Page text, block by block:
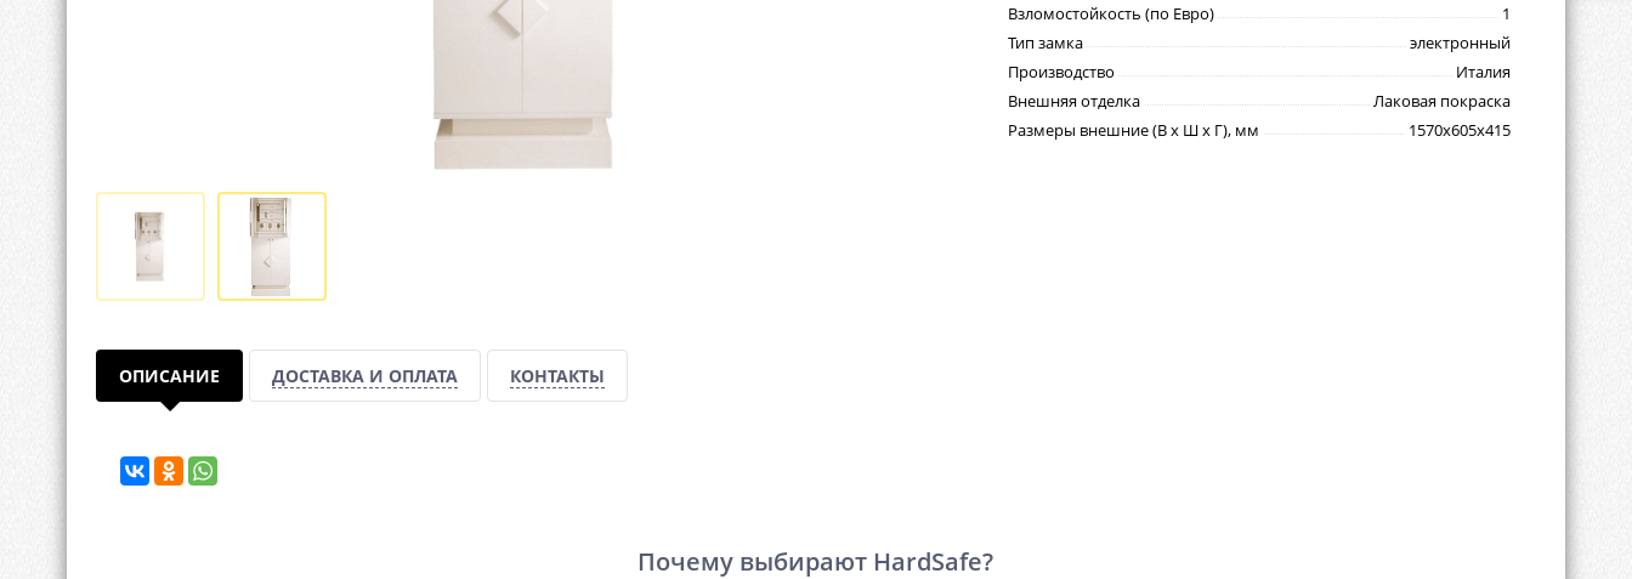
Взломостойкость (по Евро)
1
Тип замка
электронный
Производство
Италия
Внешняя отделка
Лаковая покраска
Размеры внешние (В х Ш х Г), мм
1570х605х415
ОПИСАНИЕ ДОСТАВКА И ОПЛАТА КОНТАКТЫ
Почему выбирают HardSafe?